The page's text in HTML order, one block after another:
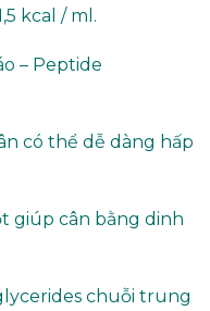
kcal / ml.
– Peptide
có thể dễ dàng hấp
giúp cân bằng dinh
chuỗi trung